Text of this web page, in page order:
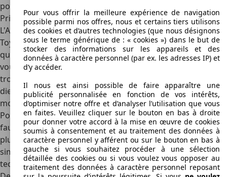
portes ou en break sous la bannière Touring Sports.
Prix
L'Auris Hybrid n'est actuellementplus disponible chez
Toyota, car elle a été remplacée par un nouveau modèle
qui remonte à la "Corolla". Donc si vous voulez une Auris,
vous devrez compter sur le
trouverez les premiers modèles à moteur essence ou
diesel à partir de 7 000 € environ, mais les hybrides les
moins chers coûtent d'emblée entre 11 000 et 12 000 €.
Pour unebien entretenue post-facelift 2015 Auris Hybrid, il
faut même dépenser15 000 €rapidement. C'est souvent
plus cher qu'une Volkswagen Golf ou une Ford Focus
similaire, mais là encore, elles ne disposent pas d'une
technologie hybride aussi économique.
Pour vous offrir la meilleure expérience de navigation
possible parmi nos offres, nous et certains tiers utilisons
des cookies et d’autres technologies (que nous désignons
sous le terme générique de : « cookies ») dans le but de
stocker des informations sur les appareils et des
données à caractère personnel (par ex. les adresses IP) et
d’y accéder.
Il nous est ainsi possible de faire apparaître une
publicité personnalisée en fonction de vos intérêts,
d’optimiser notre offre et d’analyser l’utilisation que vous
en faites. Veuillez cliquer sur le bouton en bas à droite
pour donner votre accord à la mise en œuvre de cookies
soumis à consentement et au traitement des données à
caractère personnel y afférent ou sur le bouton en bas à
gauche si vous souhaitez procéder à une sélection
détaillée des cookies ou si vous voulez vous opposer au
traitement des données à caractère personnel reposant